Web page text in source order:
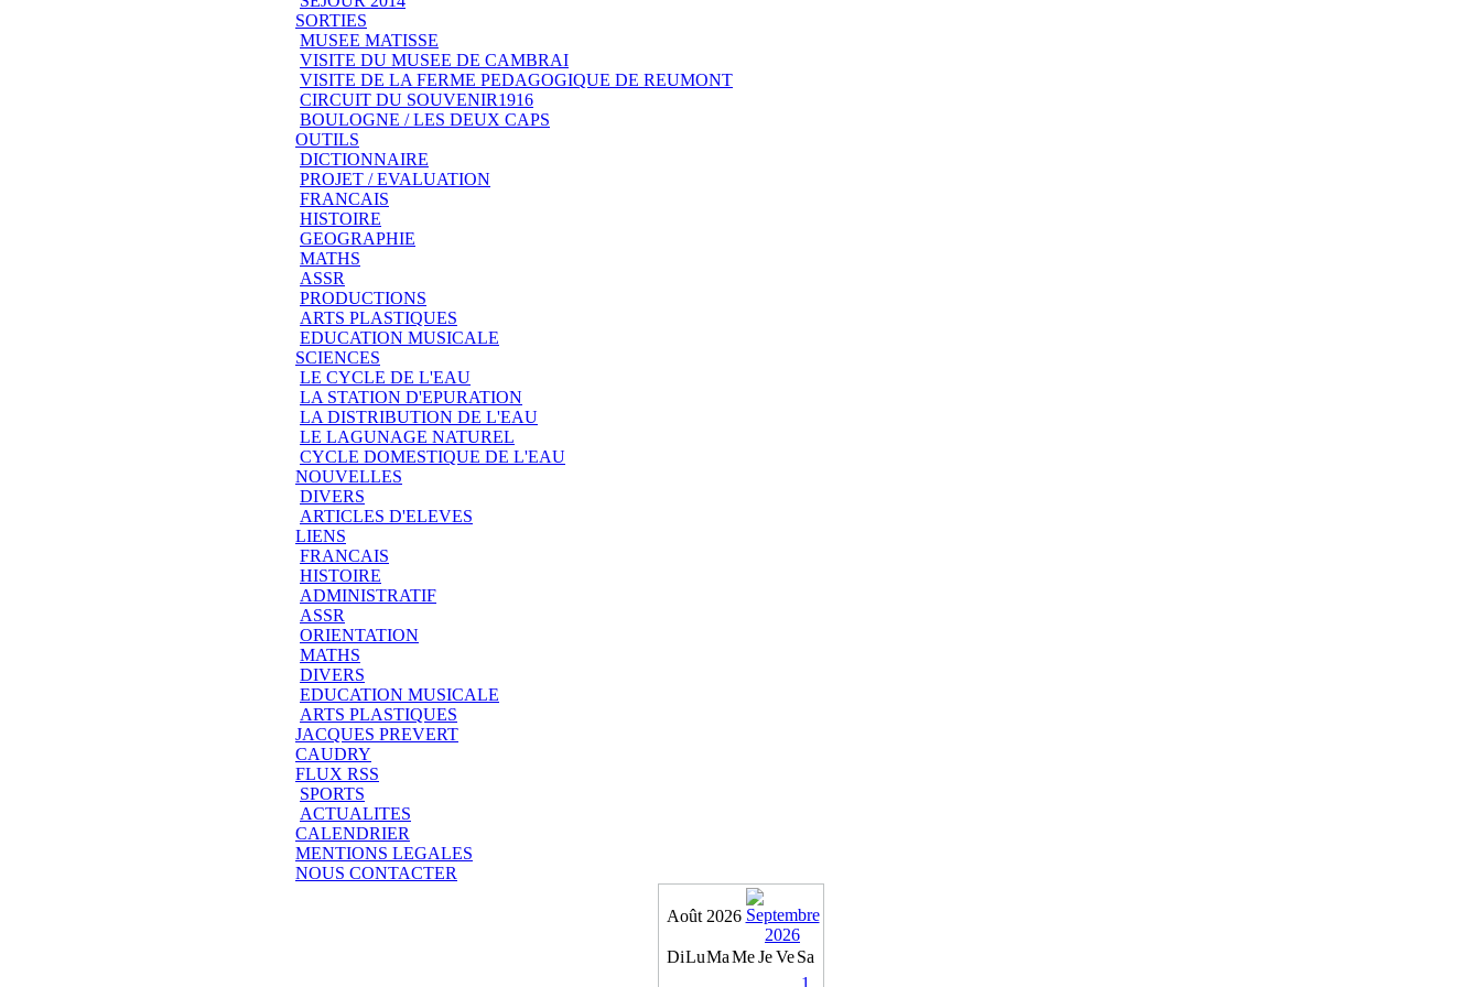
SORTIES
MUSEE MATISSE
VISITE DU MUSEE DE CAMBRAI
VISITE DE LA FERME PEDAGOGIQUE DE REUMONT
CIRCUIT DU SOUVENIR1916
BOULOGNE / LES DEUX CAPS
OUTILS
DICTIONNAIRE
PROJET / EVALUATION
FRANCAIS
HISTOIRE
GEOGRAPHIE
MATHS
ASSR
PRODUCTIONS
ARTS PLASTIQUES
EDUCATION MUSICALE
SCIENCES
LE CYCLE DE L'EAU
LA STATION D'EPURATION
LA DISTRIBUTION DE L'EAU
LE LAGUNAGE NATUREL
CYCLE DOMESTIQUE DE L'EAU
NOUVELLES
DIVERS
ARTICLES D'ELEVES
LIENS
FRANCAIS
HISTOIRE
ADMINISTRATIF
ASSR
ORIENTATION
MATHS
DIVERS
EDUCATION MUSICALE
ARTS PLASTIQUES
JACQUES PREVERT
CAUDRY
FLUX RSS
SPORTS
ACTUALITES
CALENDRIER
MENTIONS LEGALES
NOUS CONTACTER
Août 2026
DiLuMaMe Je Ve Sa
1